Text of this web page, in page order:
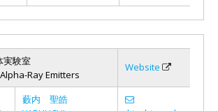
実験室
Ray Emitters
Website
藪内 聖皓